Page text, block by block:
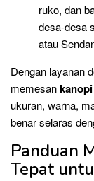
ruko, dan
desa-desa
atau
Dengan layanan
memesan
ukuran, warna,
benar selaras
Panduan
Tepat